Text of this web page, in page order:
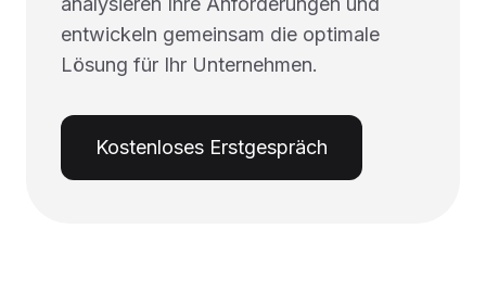
entwickeln gemeinsam die optimale
Lösung für Ihr Unternehmen.
Kostenloses Erstgespräch